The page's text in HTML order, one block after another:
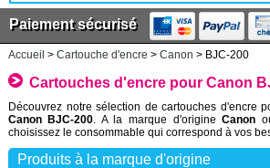
Paiement sécurisé
Accueil > Cartouche d'encre > Canon > BJC-200
Cartouches d'encre pour Canon
Découvrez notre sélection de cartouches d'encre
Canon BJC-200 . A la marque d'origineCanon
choisissez le consommable qui correspond à vos
Produits à la marque d'origine